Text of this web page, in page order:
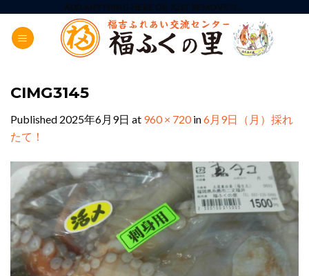
content
ADD ANYTHING HERE OR JUST REMOVE IT...
CIMG3145
Published 2025年6月9日 at 960 × 720in6月9日（月）採れ
たて！